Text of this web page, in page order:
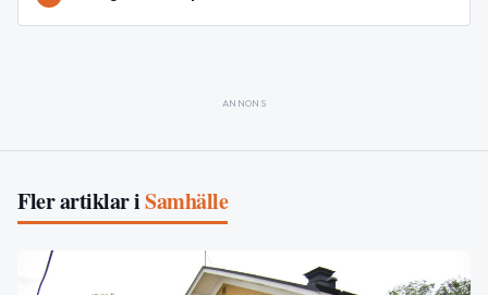
ANNONS
Fler artiklar iSamhälle